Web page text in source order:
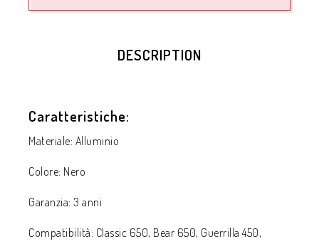
DESCRIPTION
Caratteristiche:
Materiale: Alluminio
Colore: Nero
Garanzia: 3 anni
Compatibilità: Classic 650, Bear 650, Guerrilla 450,